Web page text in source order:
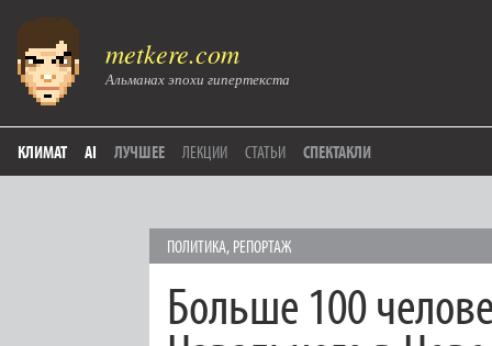
metkere.com
Альманах эпохи гипертекста
КЛИМАТ AI ЛУЧШЕЕ ЛЕКЦИИ СТАТЬИ СПЕКТАКЛИ
ПОЛИТИКА, РЕПОРТАЖ
Больше 100